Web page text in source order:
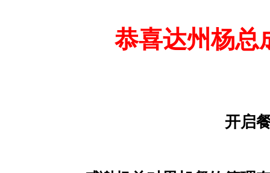
恭喜达州杨总
开启